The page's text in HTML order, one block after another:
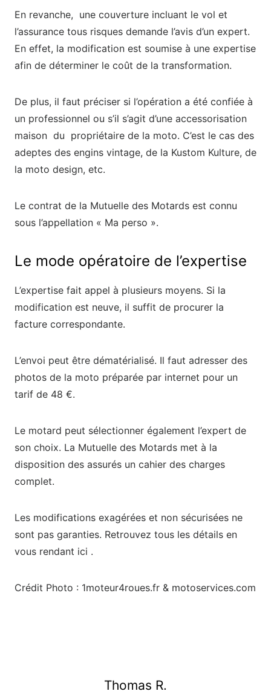
En revanche, une couverture incluant le vol et
l’assurance tous risques demande l’avis d’un expert.
En effet, la modification est soumise à une expertise
afin de déterminer le coût de la transformation.
De plus, il faut préciser si l’opération a été confiée à
un professionnel ou s’il s’agit d’une accessorisation
maison du propriétaire de la moto. C’est le cas des
adeptes des engins vintage, de la Kustom Kulture, de
la moto design, etc.
Le contrat de la Mutuelle des Motards est connu
sous l’appellation « Ma perso ».
Le mode opératoire de l’expertise
L’expertise fait appel à plusieurs moyens. Si la
modification est neuve, il suffit de procurer la
facture correspondante.
L’envoi peut être dématérialisé. Il faut adresser des
photos de la moto préparée par internet pour un
tarif de 48 €.
Le motard peut sélectionner également l’expert de
son choix. La Mutuelle des Motards met à la
disposition des assurés un cahier des charges
complet.
Les modifications exagérées et non sécurisées ne
sont pas garanties. Retrouvez tous les détails en
vous rendant ici .
Crédit Photo : 1moteur4roues.fr & motoservices.com
Thomas R.